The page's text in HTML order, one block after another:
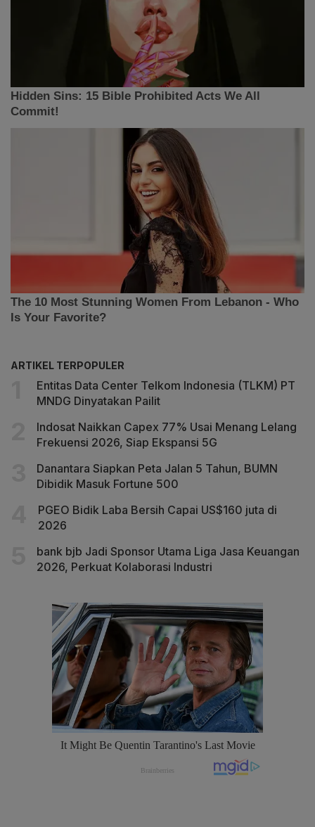
ARTIKEL TERPOPULER
Entitas Data Center Telkom Indonesia (TLKM) PT
MNDG Dinyatakan Pailit
Indosat Naikkan Capex 77% Usai Menang Lelang
Frekuensi 2026, Siap Ekspansi 5G
Danantara Siapkan Peta Jalan 5 Tahun, BUMN
Dibidik Masuk Fortune 500
PGEO Bidik Laba Bersih Capai US$160 juta di
2026
bank bjb Jadi Sponsor Utama Liga Jasa Keuangan
2026, Perkuat Kolaborasi Industri